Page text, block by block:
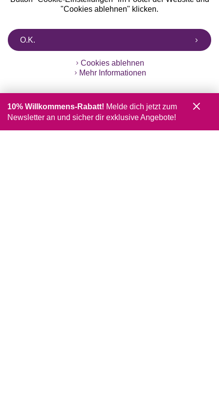
"Cookies ablehnen" klicken.
O.K.
Cookies ablehnen
Mehr Informationen
10% Willkommens-Rabatt! Melde dich jetzt zum
Newsletter an und sicher dir exklusive Angebote!